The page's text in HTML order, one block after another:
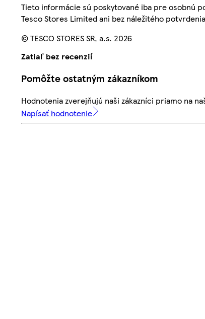
Tieto informácie sú poskytované iba pre osobnú
Tesco Stores Limited ani bez náležitého
© TESCO STORES SR, a.s. 2026
Zatiaľ bez recenzií
Pomôžte ostatným zákazníkom
Hodnotenia zverejňujú naši zákazníci priamo na
Napísať hodnotenie